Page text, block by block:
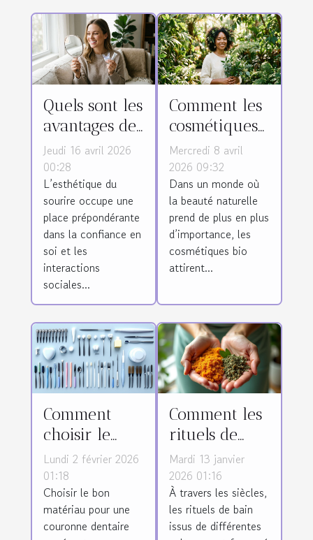
Quels sont les
avantages des
différentes
méthodes de
blanchiment
dentaire ?
Jeudi 16 avril 2026
00:28
L’esthétique du
sourire occupe une
place prépondérante
dans la confiance en
soi et les
interactions
sociales...
Comment les
cosmétiques
bio
influencent-
ils la santé de
la peau ?
Mercredi 8 avril
2026 09:32
Dans un monde où
la beauté naturelle
prend de plus en plus
d’importance, les
cosmétiques bio
attirent...
Comment
choisir le
matériau
idéal pour
votre
couronne
dentaire ?
Lundi 2 février 2026
01:18
Choisir le bon
matériau pour une
couronne dentaire
Comment les
rituels de
bain du
monde
influencent-
ils nos
produits
Mardi 13 janvier
2026 01:16
À travers les siècles,
les rituels de bain
issus de différentes